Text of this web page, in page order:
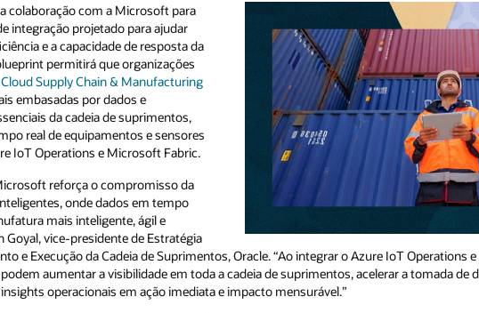
colaboração com a Microsoft para
integração projetado para ajudar
e a capacidade de resposta da
permitirá que organizações
Supply Chain & Manufacturing
embasadas por dados e
da cadeia de suprimentos,
real de equipamentos e sensores
IoT Operations e Microsoft Fabric.
reforça o compromisso da
onde dados em tempo
mais inteligente, ágil e
Goyal, vice-presidente de Estratégia
e Execução da Cadeia de Suprimentos, Oracle. “Ao integrar o Azure IoT Operations
aumentar a visibilidade em toda a cadeia de suprimentos, acelerar a tomada de
operacionais em ação imediata e impacto mensurável.”